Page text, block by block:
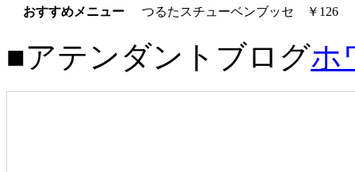
おすすめメニュー
つるたスチューベンブッセ ￥126
■アテンダントブログホ